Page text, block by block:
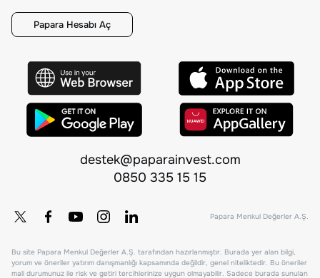
Papara Hesabı Aç
destek@paparainvest.com
0850 335 15 15
Papara Menkul Değerler A.Ş.
Bu site Papara Menkul Değerler A.Ş. tarafından hazırlanmıştır. Burada yer alan bilgi,
yorum ve öneriler yatırım danışmanlığı kapsamında değildir, genel niteliktedir. Bu öneriler
mali durumunuz ile risk ve getiri tercihlerinize uygun olmayabilir. Sadece burada sunulan